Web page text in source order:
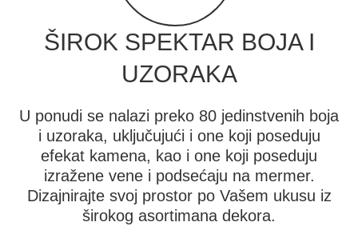
ŠIROK SPEKTAR BOJA I
UZORAKA
U ponudi se nalazi preko 80 jedinstvenih boja
i uzoraka, uključujući i one koji poseduju
efekat kamena, kao i one koji poseduju
izražene vene i podsećaju na mermer.
Dizajnirajte svoj prostor po Vašem ukusu iz
širokog asortimana dekora.